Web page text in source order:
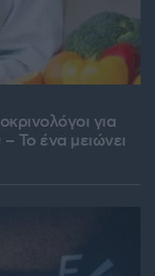
για
Το ένα μειώνει